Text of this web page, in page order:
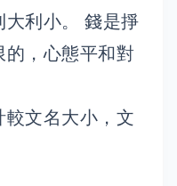
利小。 錢是掙
的，心態平和對
文名大小，文